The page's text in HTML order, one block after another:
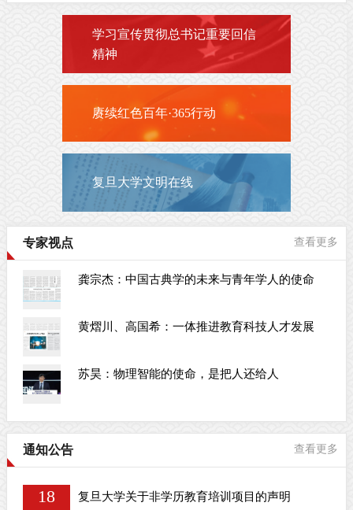
学习宣传贯彻总书记重要回信
精神
赓续红色百年·365行动
复旦大学文明在线
专家视点 查看更多
龚宗杰：中国古典学的未来与青年学人的使命
黄熠川、高国希：一体推进教育科技人才发展
苏昊：物理智能的使命，是把人还给人
通知公告 查看更多
18 复旦大学关于非学历教育培训项目的声明